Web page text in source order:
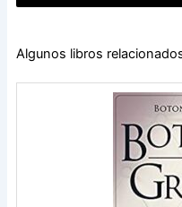
Algunos libros